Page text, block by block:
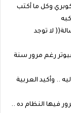
وكل ما أكتب
لا توجد
رغم مرور سنة
.. وأكيد العربية
فيها النظام ده ..